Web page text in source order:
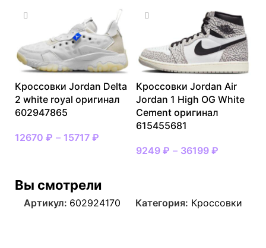
Кроссовки Jordan Delta
2 white royal оригинал
602947865
12670 ₽ – 15717 ₽
Кроссовки Jordan Air
Jordan 1 High OG White
Cement оригинал
615455681
9249 ₽ – 36199 ₽
Вы смотрели
Артикул: 602924170 Категория: Кроссовки